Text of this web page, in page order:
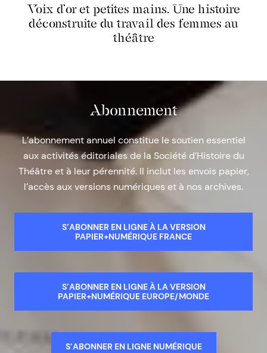
Voix d’or et petites mains. Une histoire
déconstruite du travail des femmes au
théâtre
Abonnement
L’abonnement annuel constitue le soutien essentiel
aux activités éditoriales de la Société d’Histoire du
Théâtre et à leur pérennité. Il inclut les envois papier,
l’accès aux versions numériques et à nos archives.
S’ABONNER EN LIGNE À LA VERSION
PAPIER+NUMÉRIQUE FRANCE
S’ABONNER EN LIGNE À LA VERSION
PAPIER+NUMÉRIQUE EUROPE/MONDE
S’ABONNER EN LIGNE NUMÉRIQUE